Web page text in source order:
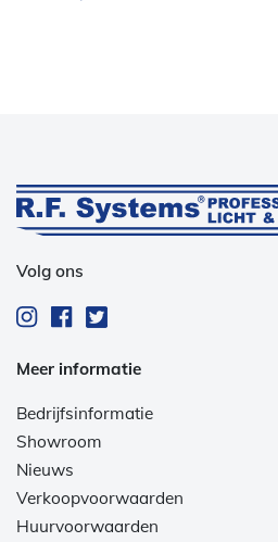
Volg ons
Meer informatie
Bedrijfsinformatie
Showroom
Nieuws
Verkoopvoorwaarden
Huurvoorwaarden